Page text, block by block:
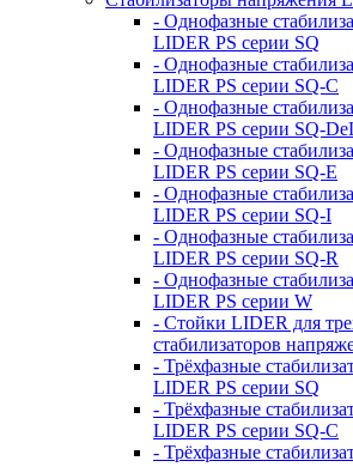
- Однофазные
LIDER PS серии SQ
- Однофазные
LIDER PS серии SQ-C
- Однофазные
LIDER PS серии SQ-
- Однофазные
LIDER PS серии SQ-E
- Однофазные
LIDER PS серии SQ-I
- Однофазные
LIDER PS серии SQ-R
- Однофазные
LIDER PS серии W
- Стойки LIDER для
стабилизаторов
- Трёхфазные
LIDER PS серии SQ
- Трёхфазные
LIDER PS серии SQ-C
- Трёхфазные